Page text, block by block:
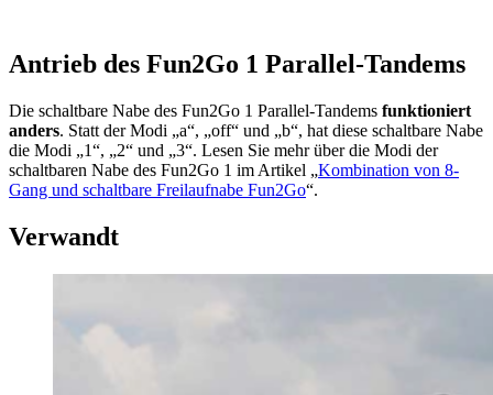
Antrieb des Fun2Go 1 Parallel-Tandems
Die schaltbare Nabe des Fun2Go 1 Parallel-Tandems funktioniert
anders. Statt der Modi „a“, „off“ und „b“, hat diese schaltbare Nabe
die Modi „1“, „2“ und „3“. Lesen Sie mehr über die Modi der
schaltbaren Nabe des Fun2Go 1 im Artikel „Kombination von 8-
Gang und schaltbare Freilaufnabe Fun2Go“.
Verwandt